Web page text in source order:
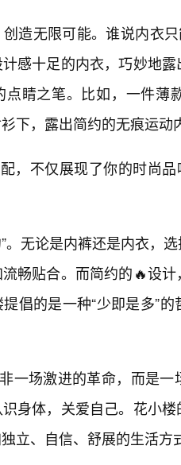
造无限可能。谁说内衣
感十足的内衣，巧妙地露
睛之笔。比如，一件薄
下，露出简约的无痕运动
，不仅展现了你的时尚
”。无论是内裤还是内衣，
畅贴合。而简约的🔥设计
倡的是一种“少即是多”
一场激进的革命，而是
身体，关爱自己。花小
立、自信、舒展的生活方